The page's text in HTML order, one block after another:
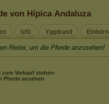
von Hípica Andaluza
U/G Yggdrasil
Reiter, um die Pferde anzusehen!
zum Verkauf stehen-
Pferde ansehen